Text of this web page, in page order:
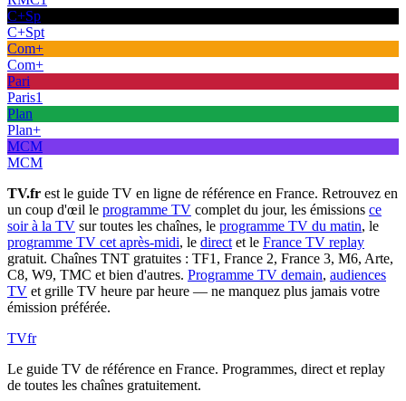
C+Sp
C+Spt
Com+
Com+
Pari
Paris1
Plan
Plan+
MCM
MCM
TV.fr est le guide TV en ligne de référence en France. Retrouvez en
un coup d'œil le programme TV complet du jour, les émissions ce
soir à la TV sur toutes les chaînes, le programme TV du matin, le
programme TV cet après-midi, le direct et le France TV replay
gratuit. Chaînes TNT gratuites : TF1, France 2, France 3, M6, Arte,
C8, W9, TMC et bien d'autres. Programme TV demain, audiences
TV et grille TV heure par heure — ne manquez plus jamais votre
émission préférée.
TVfr
Le guide TV de référence en France. Programmes, direct et replay
de toutes les chaînes gratuitement.